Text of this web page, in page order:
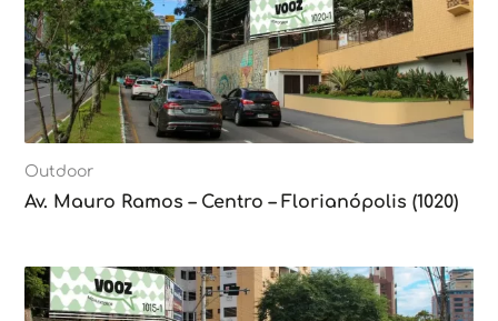
Outdoor
Av. Mauro Ramos – Centro – Florianópolis (1020)